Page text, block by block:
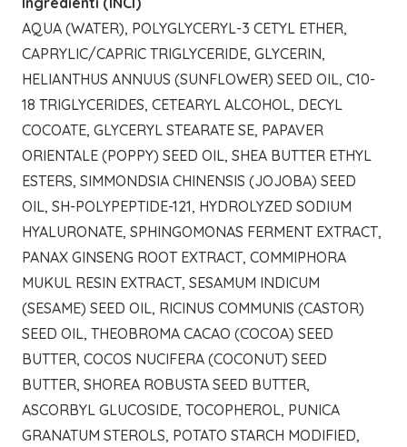
AQUA (WATER), POLYGLYCERYL-3 CETYL ETHER,
CAPRYLIC/CAPRIC TRIGLYCERIDE, GLYCERIN,
HELIANTHUS ANNUUS (SUNFLOWER) SEED OIL, C10-
18 TRIGLYCERIDES, CETEARYL ALCOHOL, DECYL
COCOATE, GLYCERYL STEARATE SE, PAPAVER
ORIENTALE (POPPY) SEED OIL, SHEA BUTTER ETHYL
ESTERS, SIMMONDSIA CHINENSIS (JOJOBA) SEED
OIL, SH-POLYPEPTIDE-121, HYDROLYZED SODIUM
HYALURONATE, SPHINGOMONAS FERMENT EXTRACT,
PANAX GINSENG ROOT EXTRACT, COMMIPHORA
MUKUL RESIN EXTRACT, SESAMUM INDICUM
(SESAME) SEED OIL, RICINUS COMMUNIS (CASTOR)
SEED OIL, THEOBROMA CACAO (COCOA) SEED
BUTTER, COCOS NUCIFERA (COCONUT) SEED
BUTTER, SHOREA ROBUSTA SEED BUTTER,
ASCORBYL GLUCOSIDE, TOCOPHEROL, PUNICA
GRANATUM STEROLS, POTATO STARCH MODIFIED,